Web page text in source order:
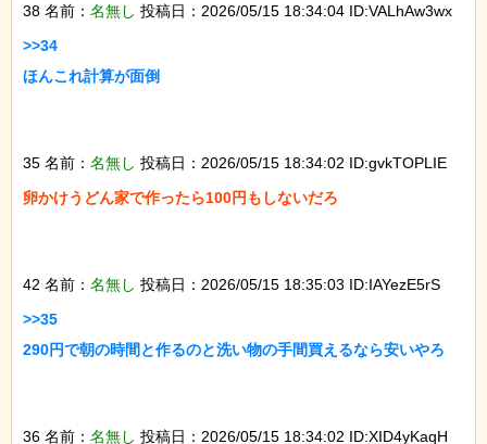
38 名前： 名無し 投稿日：2026/05/15 18:34:04 ID:VALhAw3wx
>>34
ほんこれ計算が面倒
35 名前： 名無し 投稿日：2026/05/15 18:34:02 ID:gvkTOPLIE
卵かけうどん家で作ったら100円もしないだろ
42 名前： 名無し 投稿日：2026/05/15 18:35:03 ID:IAYezE5rS
>>35
290円で朝の時間と作るのと洗い物の手間買えるなら安いやろ
36 名前： 名無し 投稿日：2026/05/15 18:34:02 ID:XID4yKaqH